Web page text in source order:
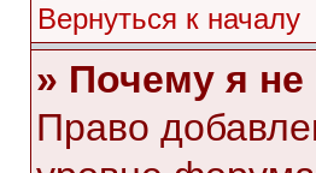
Вернуться к началу
» Почему я
Право